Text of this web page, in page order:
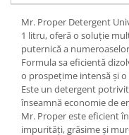
Dezinfectant Bucatarie
Dezinfectant Sano
Domestos Verde
Domestos WC
Gel Antibacterian
Igienol Dezinfectant
Produse Curatenie Baie
Mr. Proper Detergent
1 litru, oferă o soluție
puternică a
Formula sa eficientă
o prospețime intensă și
Este un detergent
înseamnă economie de
Mr. Proper este eficient
impurități, grăsime și